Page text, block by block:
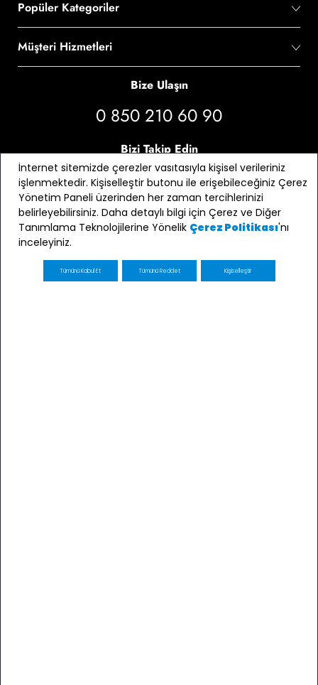
Popüler Kategoriler
Müşteri Hizmetleri
Bize Ulaşın
0 850 210 60 90
Bizi Takip Edin
İnternet sitemizde çerezler vasıtasıyla kişisel verileriniz
işlenmektedir. Kişiselleştir butonu ile erişebileceğiniz Çerez
Yönetim Paneli üzerinden her zaman tercihlerinizi
belirleyebilirsiniz. Daha detaylı bilgi için Çerez ve Diğer
Tanımlama Teknolojilerine Yönelik Çerez Politikası'nı
inceleyiniz.
Tümünü Kabul Et Tümünü Reddet Kişiselleştir